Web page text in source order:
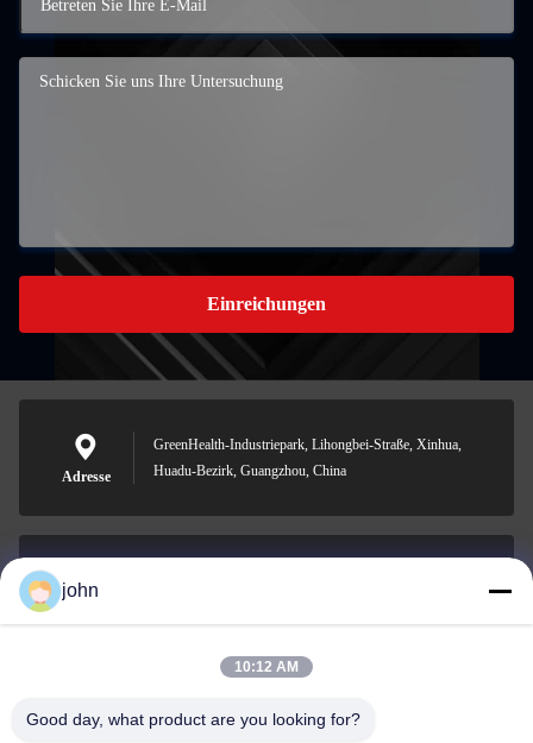
Einreichungen
Adresse
GreenHealth-Industriepark, Lihongbei-Straße, Xinhua,
Huadu-Bezirk, Guangzhou, China
0086-153-7406-6785
john
10:12 AM
Good day, what product are you looking for?